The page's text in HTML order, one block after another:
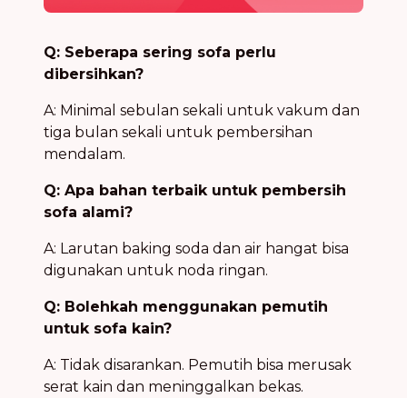
Q: Seberapa sering sofa perlu
dibersihkan?
A: Minimal sebulan sekali untuk vakum dan
tiga bulan sekali untuk pembersihan
mendalam.
Q: Apa bahan terbaik untuk pembersih
sofa alami?
A: Larutan baking soda dan air hangat bisa
digunakan untuk noda ringan.
Q: Bolehkah menggunakan pemutih
untuk sofa kain?
A: Tidak disarankan. Pemutih bisa merusak
serat kain dan meninggalkan bekas.